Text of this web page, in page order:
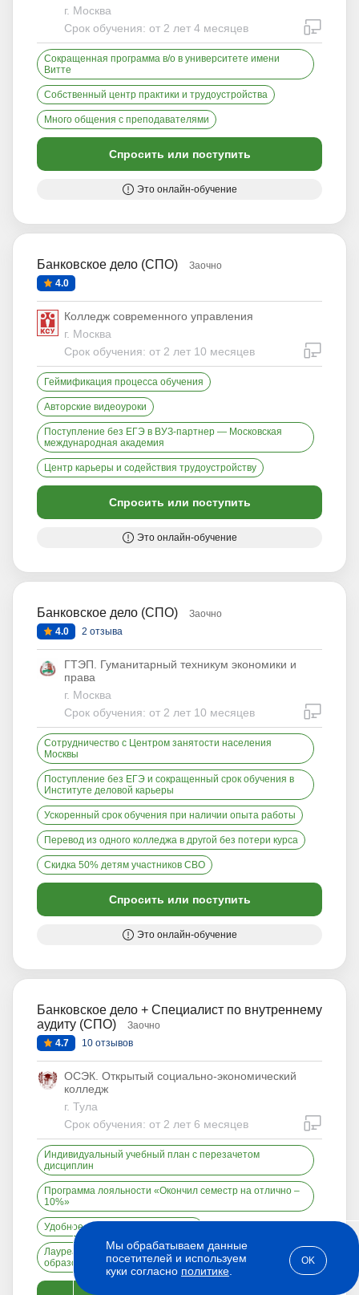
г. Москва
Срок обучения: от 2 лет 4 месяцев
Сокращенная программа в/о в университете имени
Витте
Собственный центр практики и трудоустройства
Много общения с преподавателями
Спросить или поступить
Это онлайн-обучение
Банковское дело (СПО)
Заочно
4.0
Колледж современного управления
г. Москва
Срок обучения: от 2 лет 10 месяцев
Геймификация процесса обучения
Авторские видеоуроки
Поступление без ЕГЭ в ВУЗ-партнер — Московская
международная академия
Центр карьеры и содействия трудоустройству
Спросить или поступить
Это онлайн-обучение
Банковское дело (СПО)
Заочно
4.0
2 отзыва
ГТЭП. Гуманитарный техникум экономики и
права
г. Москва
Срок обучения: от 2 лет 10 месяцев
Сотрудничество с Центром занятости населения
Москвы
Поступление без ЕГЭ и сокращенный срок обучения в
Институте деловой карьеры
Ускоренный срок обучения при наличии опыта работы
Перевод из одного колледжа в другой без потери курса
Скидка 50% детям участников СВО
Спросить или поступить
Это онлайн-обучение
Банковское дело + Специалист по внутреннему
аудиту (СПО)
Заочно
4.7
10 отзывов
ОСЭК. Открытый социально-экономический
колледж
г. Тула
Срок обучения: от 2 лет 6 месяцев
Индивидуальный учебный план с перезачетом
дисциплин
Программа лояльности «Окончил семестр на отлично –
10%»
Удобное мобильное приложение
Лауреат Всероссийского конкурса «500 лучших
образовательных организаций страны — 2024»
Мы обрабатываем данные
посетителей и используем
куки согласно политике
OK